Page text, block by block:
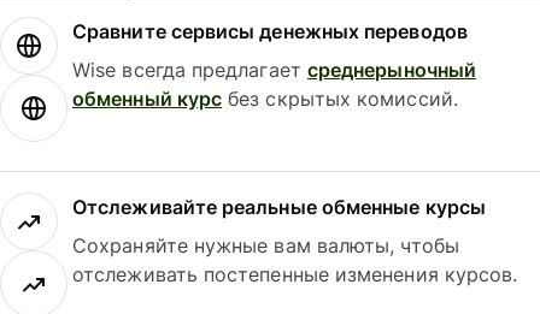
Сравните сервисы денежных переводов
Wise всегда предлагает среднерыночный
обменный курс без скрытых комиссий.
Отслеживайте реальные обменные курсы
Сохраняйте нужные вам валюты, чтобы
отслеживать постепенные изменения курсов.